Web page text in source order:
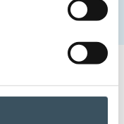
koulutuksen
,osaava kauppa -tapahtuma